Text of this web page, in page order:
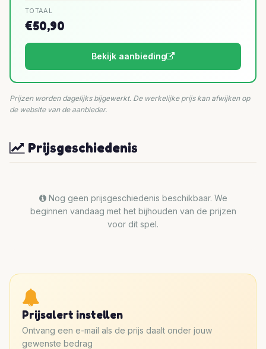
TOTAAL
€50,90
Bekijk aanbieding
Prijzen worden dagelijks bijgewerkt. De werkelijke prijs kan afwijken op
de website van de aanbieder.
Prijsgeschiedenis
Nog geen prijsgeschiedenis beschikbaar. We
beginnen vandaag met het bijhouden van de prijzen
voor dit spel.
Prijsalert instellen
Ontvang een e-mail als de prijs daalt onder jouw
gewenste bedrag